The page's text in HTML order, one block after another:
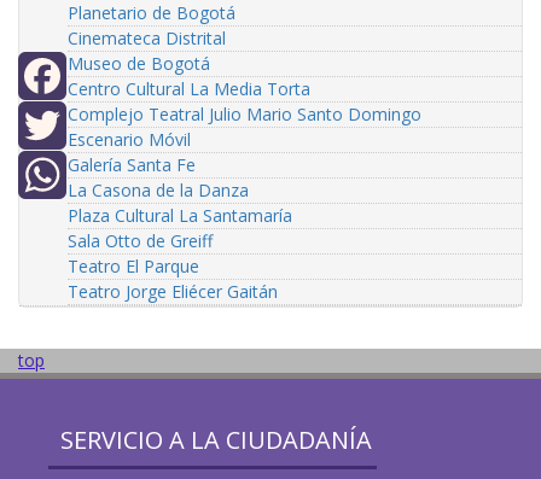
Facebook
Twitter
WhatsApp
Planetario de Bogotá
Cinemateca Distrital
Museo de Bogotá
Centro Cultural La Media Torta
Complejo Teatral Julio Mario Santo Domingo
Escenario Móvil
Galería Santa Fe
La Casona de la Danza
Plaza Cultural La Santamaría
Sala Otto de Greiff
Teatro El Parque
Teatro Jorge Eliécer Gaitán
top
SERVICIO A LA CIUDADANÍA